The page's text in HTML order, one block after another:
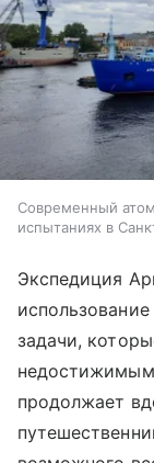
Современный
испытаниях в
Экспедиция
задачи,
продолжает